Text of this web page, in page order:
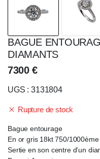
BAGUE
DIAMANTS
7300 €
UGS : 3131804
Rupture de stock
Bague entourage
En or gris 18kt 750/1000ème
Sertie en son centre d’un